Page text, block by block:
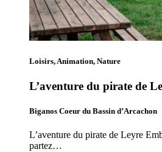
Loisirs, Animation, Nature
L’aventure du pirate de
Biganos Coeur du Bassin d’Arcachon
L’aventure du pirate de Leyre
partez…